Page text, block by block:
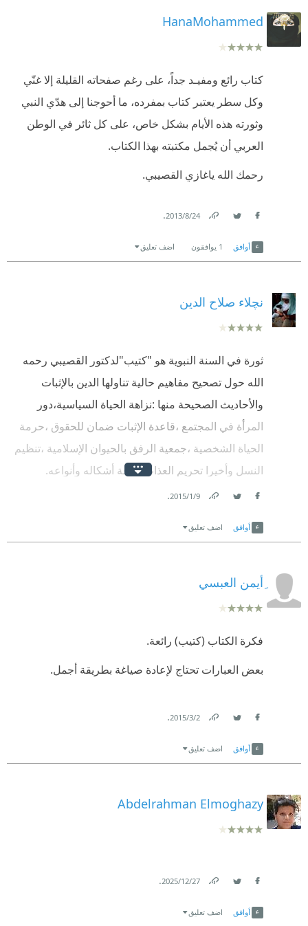
HanaMohammed
كتاب رائع ومفيـد جداً، على رغم صفحاته القليلة إلا غنّي
وكل سطر يعتبر كتاب بمفرده، ما أحوجنا إلى هدّي النبي
وثورته هذه الأيام بشكل خاص، على كل ثائر في الوطن
العربي أن يُجمل مكتبته بهذا الكتاب.
رحمك الله ياغازي القصيبي.
24‏/8‏/2013
.
أوافق 1 يوافقون اضف تعليق
نچلاء صلاح الدين
ثورة في السنة النبوية هو "كتيب"لدكتور القصيبي رحمه
الله حول تصحيح مفاهيم حالية تناولها الدين بالإثبات
والأحاديث الصحيحة منها :نزاهة الحياة السياسية،دور
المرأة في المجتمع ،قاعدة الإثبات ضمان للحقوق ،حرمة
الحياة الشخصية ،جمعية الرفق بالحيوان الإسلامية ،تنظيم
النسل وأخيرا تحريم العذاب بكافة أشكاله وأنواعه.
تضمن النص ثم التعليق عليه ،وتعليقه عظيم المعنى
وذكره للأحاديث أضاف لحديثه قوة بالطبع ..
جزاه الله خيرا عما كتب ..
9‏/1‏/2015
.
أوافق اضف تعليق
ِأيمن العبسي
فكرة الكتاب (كتيب) رائعة.
بعض العبارات تحتاج لإعادة صياغة بطريقة أجمل.
2‏/3‏/2015
.
أوافق اضف تعليق
Abdelrahman Elmoghazy
27‏/12‏/2025
.
أوافق اضف تعليق